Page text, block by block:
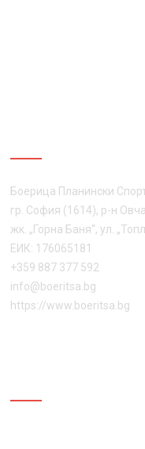
Боерица Планински
гр. София (1614), р-н
жк. „Горна Баня“, ул.
ЕИК: 176065181
+359 887 377 592
info@boeritsa.bg
https://www.boeritsa.bg